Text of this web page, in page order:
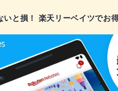
いと損！ 楽天リーベイツでお